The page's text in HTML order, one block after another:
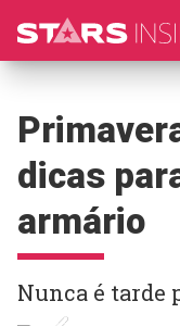
dicas
armário
Nunca é tarde